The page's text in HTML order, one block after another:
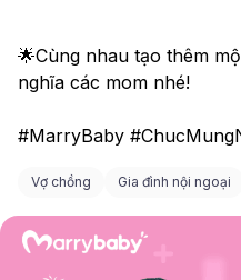
🌟Cùng nhau tạo thêm
nghĩa các mom nhé!
#MarryBaby
Vợ chồng Gia đình nội ngoại